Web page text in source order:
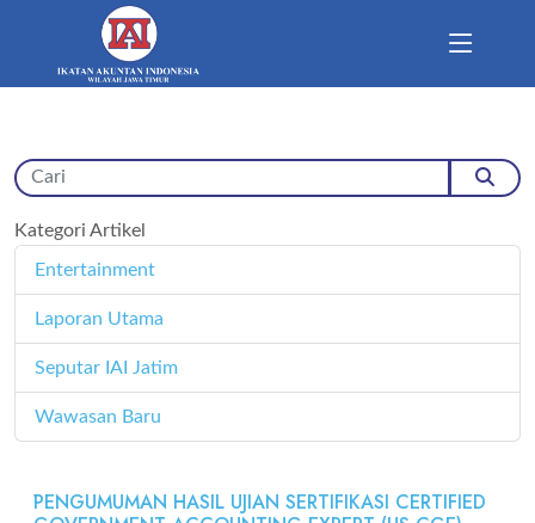
Kategori Artikel
Entertainment
Laporan Utama
Seputar IAI Jatim
Wawasan Baru
PENGUMUMAN HASIL UJIAN SERTIFIKASI CERTIFIED